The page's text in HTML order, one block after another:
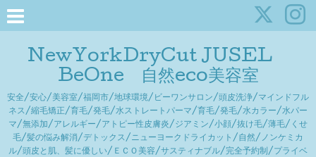
NewYorkDryCut JUSEL
BeOne 自然eco美容室
安全/安心/美容室/福岡市/地球環境/ビーワンサロン/頭皮洗浄/マインドフル
ネス/縮毛矯正/育毛/発毛/水ストレートパーマ/育毛/発毛/水カラー/水パー
マ/無添加/アレルギー/アトピー性皮膚炎/ジアミン/小顔/抜け毛/薄毛/くせ
毛/髪の悩み解消/デトックス/ニューヨークドライカット/自然/ノンケミカ
ル/頭皮と肌、髪に優しい/ＥＣＯ美容/サスティナブル/完全予約制/プライベ